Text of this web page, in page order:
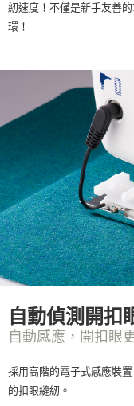
紉速度！不僅是新手友善
環！
自動偵測開扣
自動感應，開扣眼
採用高階的電子式感應裝
的扣眼縫紉。